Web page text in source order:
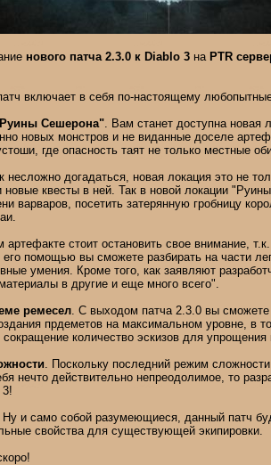
нового патча 2.3.0 к Diablo 3на PTR
включает в себя по-настоящему
Сешерона". Вам станет доступна новая
новых монстров и не виданные доселе
где опасность таят не только местные
несложно догадаться, новая локация это не
новые квесты в ней. Так в новой локации
варваров, посетить затерянную гробницу
артефакте стоит остановить свое внимание,
помощью вы сможете разбирать на части
умения. Кроме того, как заявляют
в другие и еще много всего".
ремесел. С выходом патча 2.3.0 вы
прдеметов на максимальном уровне, в
количество эскизов для упрощения
. Поскольку последний режим
нечто действительно непреодолимое, то
и само собой разумеющиеся, данный патч
свойства для существующей экипировки.